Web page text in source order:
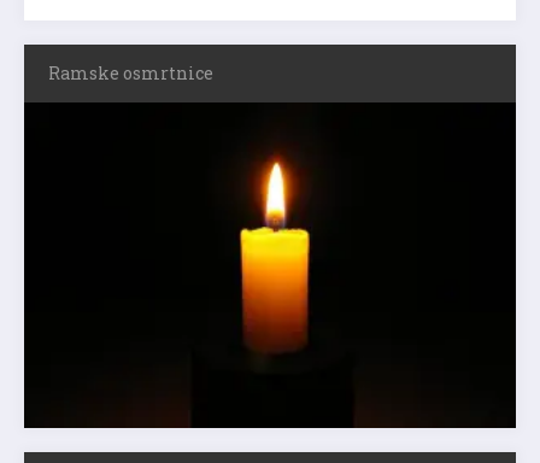
Ramske osmrtnice